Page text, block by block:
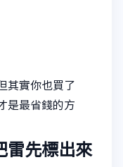
其實你也買了
是最省錢的方
雷先標出來